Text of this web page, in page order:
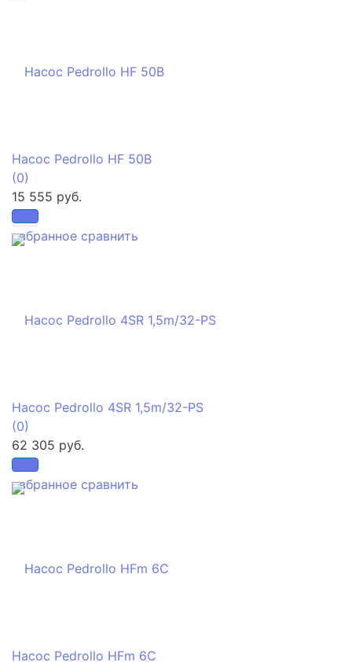
избранное сравнить
Насос Pedrollo HF 50B
(0)
15 555 руб.
избранное сравнить
Насос Pedrollo 4SR 1,5m/32-PS
(0)
62 305 руб.
Насос Pedrollo HFm 6C